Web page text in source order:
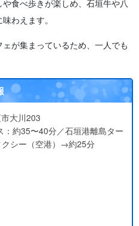
食べ歩きが楽しめ、石垣牛や八
わえます。
が集まっているため、一人でも
大川203
約35〜40分／石垣港離島ター
シー（空港）→約25分